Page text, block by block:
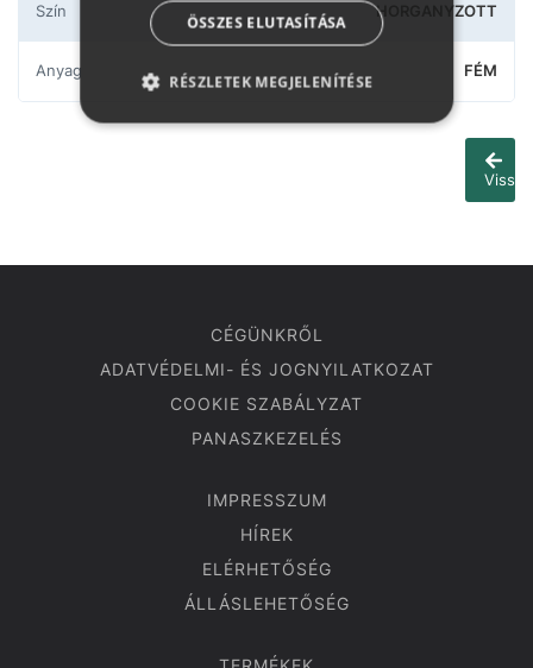
Szín HORGANYZOTT
Anyag FÉM
Vissza
CÉGÜNKRŐL
ADATVÉDELMI- ÉS JOGNYILATKOZAT
COOKIE SZABÁLYZAT
PANASZKEZELÉS
IMPRESSZUM
HÍREK
ELÉRHETŐSÉG
ÁLLÁSLEHETŐSÉG
ÖSSZES ELUTASÍTÁSA
RÉSZLETEK MEGJELENÍTÉSE